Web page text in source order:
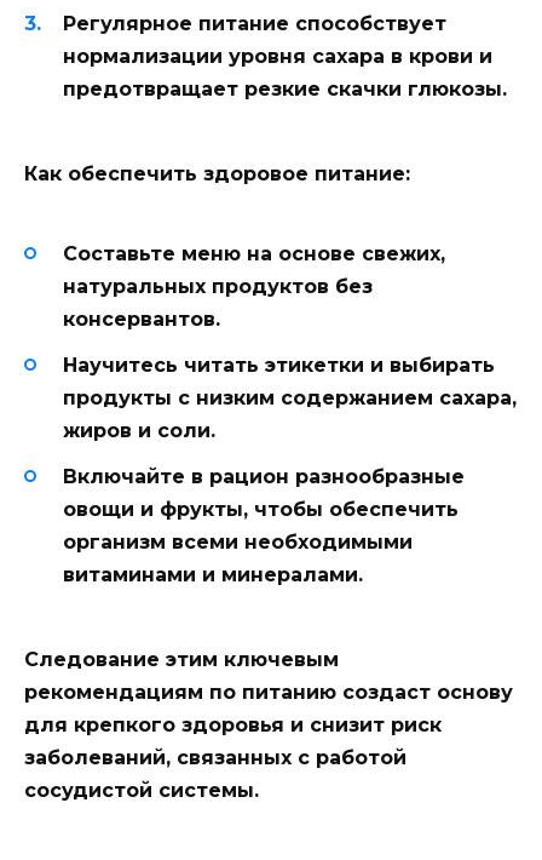
Регулярное питание способствует
нормализации уровня сахара в крови и
предотвращает резкие скачки глюкозы.
Как обеспечить здоровое питание:
Составьте меню на основе свежих,
натуральных продуктов без
консервантов.
Научитесь читать этикетки и выбирать
продукты с низким содержанием сахара,
жиров и соли.
Включайте в рацион разнообразные
овощи и фрукты, чтобы обеспечить
организм всеми необходимыми
витаминами и минералами.
Следование этим ключевым
рекомендациям по питанию создаст основу
для крепкого здоровья и снизит риск
заболеваний, связанных с работой
сосудистой системы.